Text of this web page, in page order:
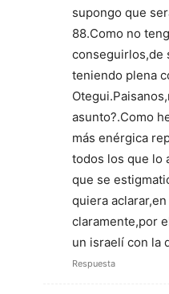
supongo que
88.Como no
conseguirlos,de
teniendo plena
asunto?.Como
más enérgica
todos los que lo
que se
quiera
claramente,por
un israelí con la
Respuesta